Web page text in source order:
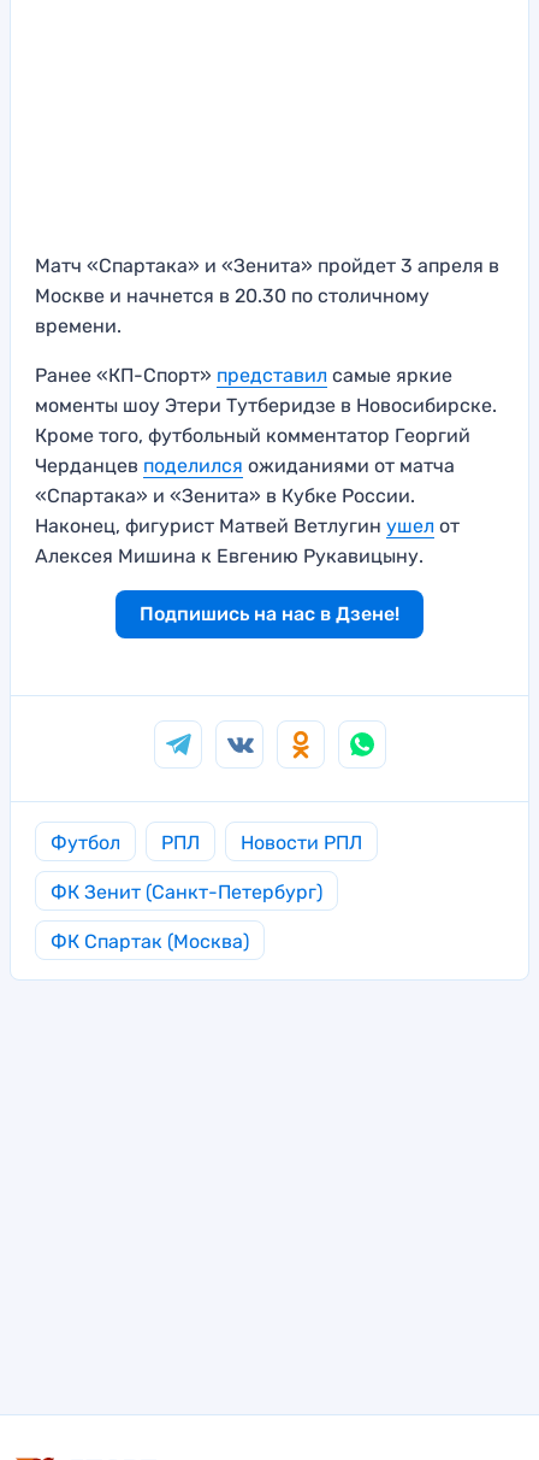
Матч «Спартака» и «Зенита» пройдет 3 апреля в
Москве и начнется в 20.30 по столичному
времени.
Ранее «КП-Спорт» представил самые яркие
моменты шоу Этери Тутберидзе в Новосибирске.
Кроме того, футбольный комментатор Георгий
Черданцев поделился ожиданиями от матча
«Спартака» и «Зенита» в Кубке России.
Наконец, фигурист Матвей Ветлугин ушел от
Алексея Мишина к Евгению Рукавицыну.
Подпишись на нас в Дзене!
Футбол РПЛ Новости РПЛ
ФК Зенит (Санкт-Петербург)
ФК Спартак (Москва)